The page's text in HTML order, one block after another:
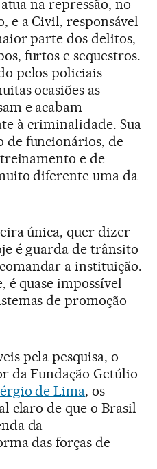
na repressão, no
e a Civil, responsável
parte dos delitos,
furtos e sequestros.
pelos policiais
ocasiões as
e acabam
à criminalidade. Sua
de funcionários, de
e de
diferente uma da
única, quer dizer
é guarda de trânsito
a instituição.
é quase impossível
de promoção
pela pesquisa, o
da Fundação Getúlio
de Lima, os
claro de que o Brasil
da
das forças de